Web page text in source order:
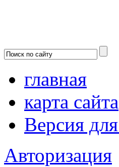
главная
карта сайта
Версия
Авторизация